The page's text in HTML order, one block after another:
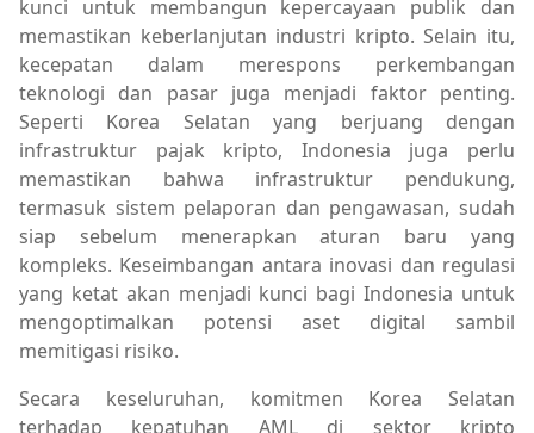
kunci untuk membangun kepercayaan publik dan
memastikan keberlanjutan industri kripto. Selain itu,
kecepatan dalam merespons perkembangan
teknologi dan pasar juga menjadi faktor penting.
Seperti Korea Selatan yang berjuang dengan
infrastruktur pajak kripto, Indonesia juga perlu
memastikan bahwa infrastruktur pendukung,
termasuk sistem pelaporan dan pengawasan, sudah
siap sebelum menerapkan aturan baru yang
kompleks. Keseimbangan antara inovasi dan regulasi
yang ketat akan menjadi kunci bagi Indonesia untuk
mengoptimalkan potensi aset digital sambil
memitigasi risiko.
Secara keseluruhan, komitmen Korea Selatan
terhadap kepatuhan AML di sektor kripto